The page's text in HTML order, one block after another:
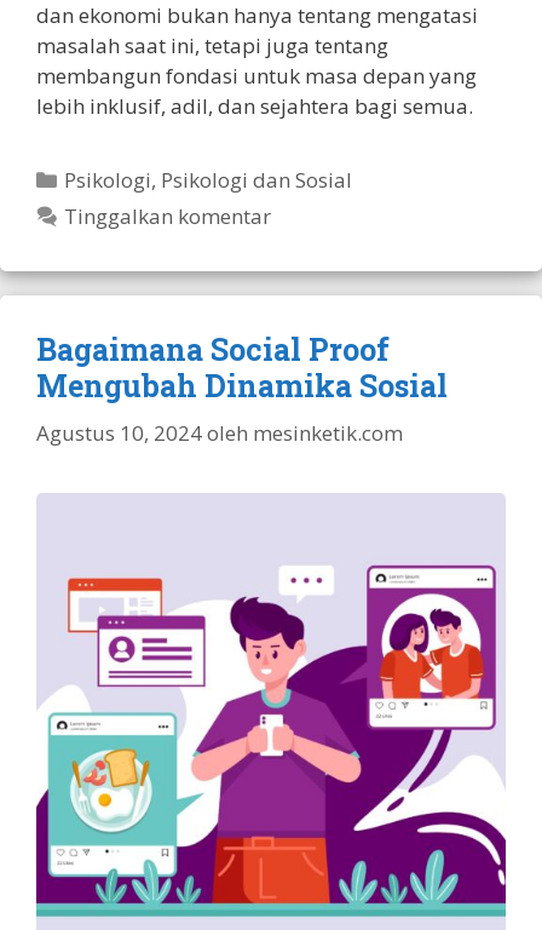
dan ekonomi bukan hanya tentang mengatasi
masalah saat ini, tetapi juga tentang
membangun fondasi untuk masa depan yang
lebih inklusif, adil, dan sejahtera bagi semua.
Kategori
Psikologi, Psikologi dan Sosial
Tinggalkan komentar
Bagaimana Social Proof
Mengubah Dinamika Sosial
Agustus 10, 2024oleh mesinketik.com